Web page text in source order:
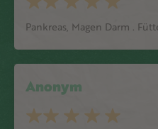
Pankreas, Magen Darm .
Anonym